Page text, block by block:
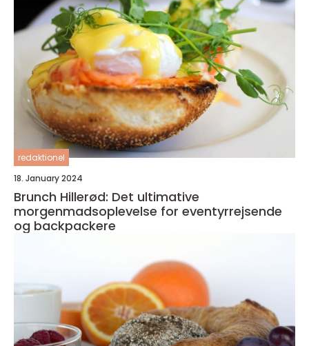
redaktionel
18. January 2024
Brunch Hillerød: Det ultimative
morgenmadsoplevelse for eventyrrejsende
og backpackere